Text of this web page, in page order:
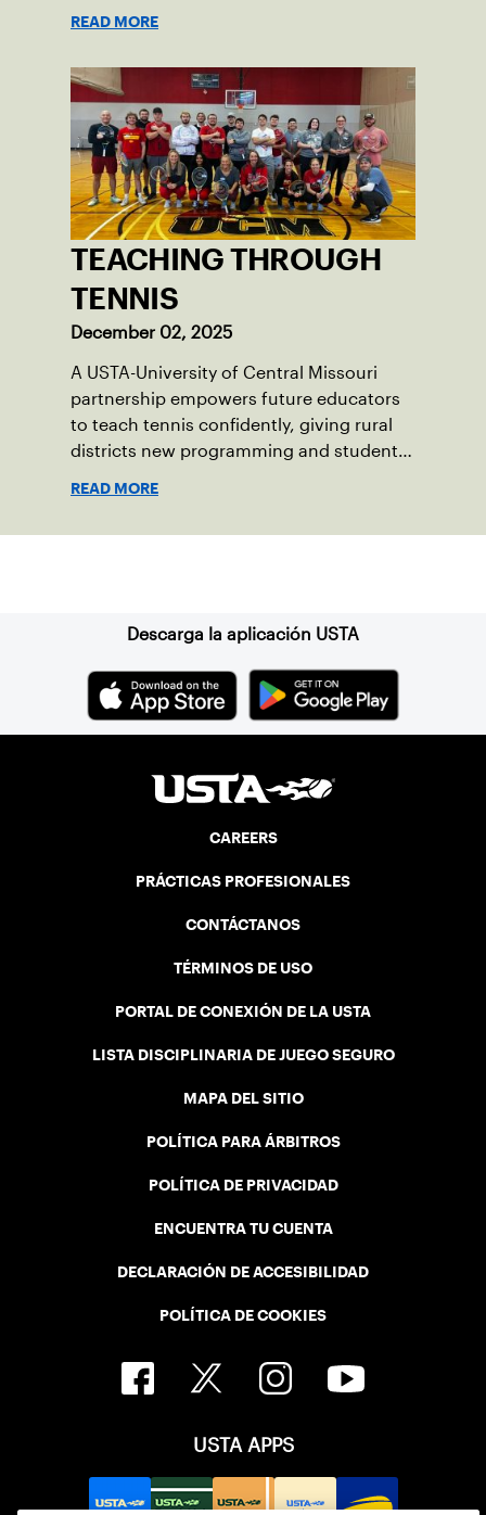
READ MORE
TEACHING THROUGH
TENNIS
December 02, 2025
A USTA-University of Central Missouri
partnership empowers future educators
to teach tennis confidently, giving rural
districts new programming and students
READ MORE
Descarga la aplicación USTA
CAREERS
PRÁCTICAS PROFESIONALES
CONTÁCTANOS
TÉRMINOS DE USO
PORTAL DE CONEXIÓN DE LA USTA
LISTA DISCIPLINARIA DE JUEGO SEGURO
MAPA DEL SITIO
POLÍTICA PARA ÁRBITROS
POLÍTICA DE PRIVACIDAD
ENCUENTRA TU CUENTA
DECLARACIÓN DE ACCESIBILIDAD
POLÍTICA DE COOKIES
USTA APPS